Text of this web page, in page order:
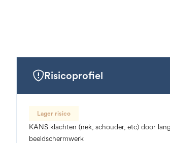
Risicoprofiel
Lager risico
KANS klachten (nek, schouder, etc) door
beeldschermwerk